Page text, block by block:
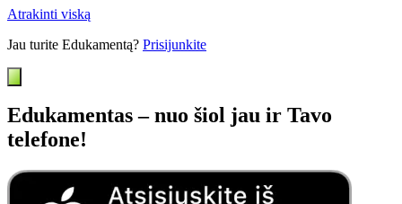
Atrakinti viską
Jau turite Edukamentą? Prisijunkite
Edukamentas – nuo šiol jau ir Tavo
telefone!